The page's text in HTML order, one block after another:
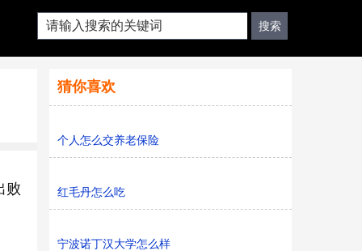
败
猜你喜欢
个人怎么交养老保险
红毛丹怎么吃
宁波诺丁汉大学怎么样